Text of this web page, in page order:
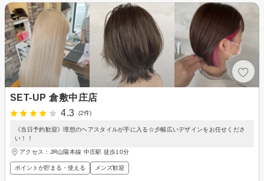
SET-UP 倉敷中庄店
4.3
(2件)
《当日予約歓迎》理想のヘアスタイルが手に入る☆彡幅広いデザインをお任せくださ
い！！
アクセス：JR山陽本線 中庄駅 徒歩10分
ポイントが貯まる・使える メンズ歓迎